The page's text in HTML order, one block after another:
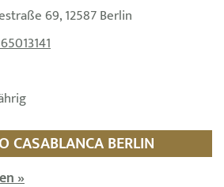
69, 12587 Berlin
CASABLANCA BERLIN
»